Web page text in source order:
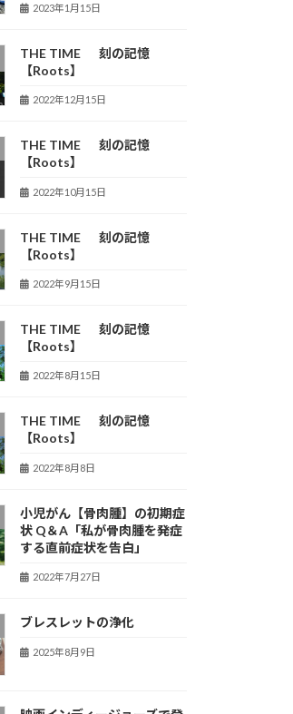
2023年1月15日
THE TIME 刻の記憶
【Roots】
2022年12月15日
THE TIME 刻の記憶
【Roots】
2022年10月15日
THE TIME 刻の記憶
【Roots】
2022年9月15日
THE TIME 刻の記憶
【Roots】
2022年8月15日
THE TIME 刻の記憶
【Roots】
2022年8月8日
小児がん【骨肉腫】の初期症
状 Q＆A「私が骨肉腫を発症
する直前症状を告白」
2022年7月27日
ブレスレットの浄化
2025年8月9日